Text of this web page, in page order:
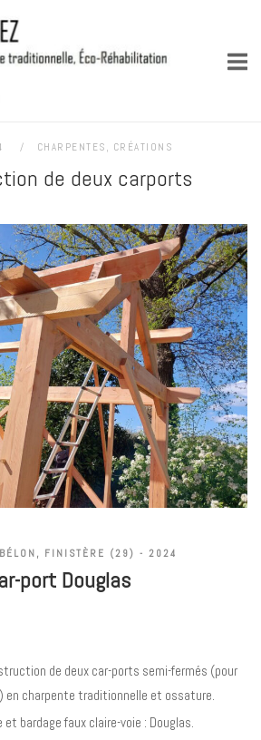
CHARPENTES , CRÉATIONS
de deux carports
FINISTÈRE (29) - 2024
port Douglas
de deux car-ports semi-fermés (pour
en charpente traditionnelle et ossature.
bardage faux claire-voie : Douglas.